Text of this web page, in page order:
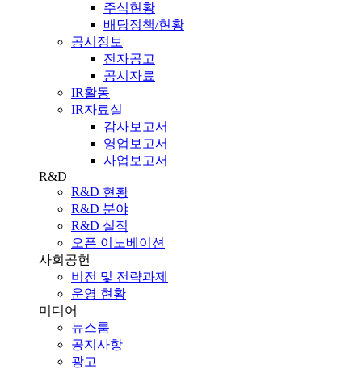
주식현황
배당정책/현황
공시정보
전자공고
공시자료
IR활동
IR자료실
감사보고서
영업보고서
사업보고서
R&D
R&D 현황
R&D 분야
R&D 실적
오픈 이노베이션
사회공헌
비전 및 전략과제
운영 현황
미디어
뉴스룸
공지사항
광고